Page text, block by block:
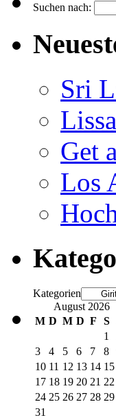
Suchen nach:
Sri
Get
Los
Kategorien
August 2026
M D M D F S
1
3
4 5 6 7 8
10 11 12 13 14 15
17 18 19 20 21 22
24 25 26 27 28 29
31